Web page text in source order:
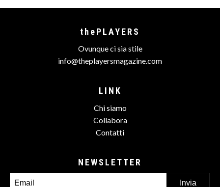
thePLAYERS
Ovunque ci sia stile
info@theplayersmagazine.com
LINK
Chi siamo
Collabora
Contatti
NEWSLETTER